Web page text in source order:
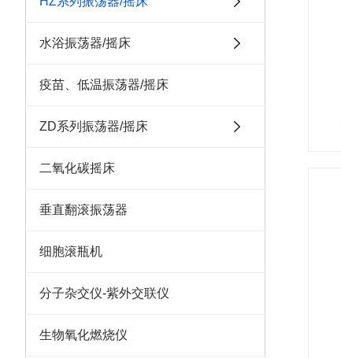
水浴振荡器/摇床
疫苗、低温振荡器/摇床
ZD系列振荡器/摇床
二氧化碳摇床
垂直翻滚振荡器
细胞滚瓶机
分子杂交仪-紫外交联仪
生物氧化燃烧仪